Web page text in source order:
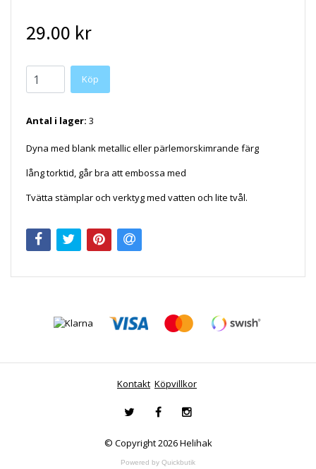
29.00 kr
Antal i lager: 3
Dyna med blank metallic eller pärlemorskimrande färg
lång torktid, går bra att embossa med
Tvätta stämplar och verktyg med vatten och lite tvål.
Kontakt Köpvillkor
© Copyright 2026 Helihak
Powered by Quickbutik